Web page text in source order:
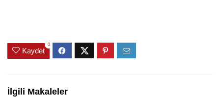
Kaydet
0
İlgili Makaleler